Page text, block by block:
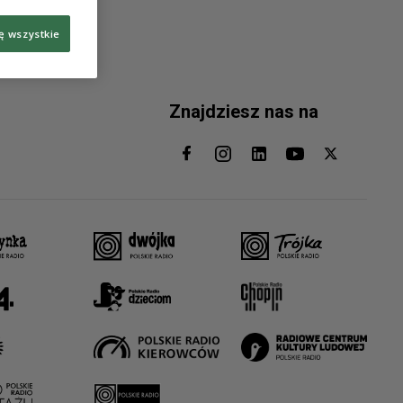
Znajdziesz nas na
wszystkie